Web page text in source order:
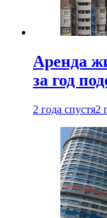
Аренда
за год
2 года спустя2